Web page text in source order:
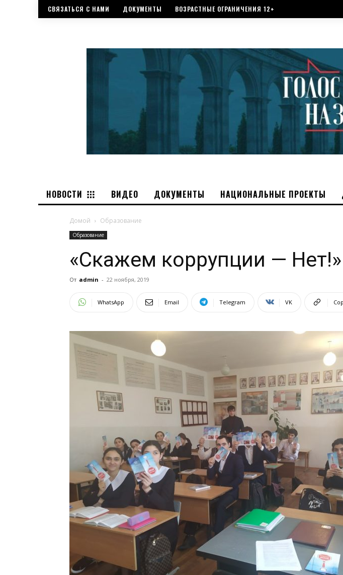
СВЯЗАТЬСЯ С НАМИ ДОКУМЕНТЫ ВОЗРАСТНЫЕ ОГРАНИЧЕНИЯ 12+
НОВОСТИ ВИДЕО ДОКУМЕНТЫ НАЦИОНАЛЬНЫЕ ПРОЕКТЫ
Домой Образование
Образование
«Скажем коррупции — Нет!»
От admin - 22 ноября, 2019
WhatsApp Email Telegram VK